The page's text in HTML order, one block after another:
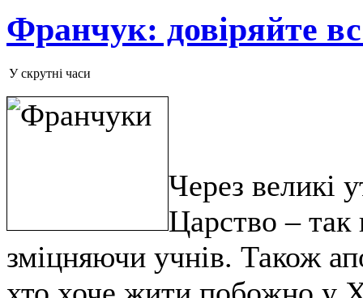
Франчук: довіряйте
У скрутні часи
Через великі
Царство – так
зміцняючи учнів. Також